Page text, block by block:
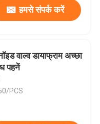
हमसे संपर्क करें
वाल्व डायाफ्राम अच्छा
पहनें
PCS